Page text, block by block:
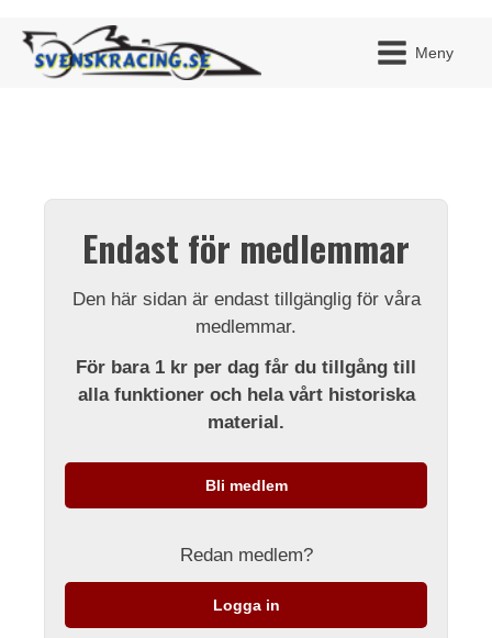
Meny
Endast för medlemmar
Den här sidan är endast tillgänglig för våra
medlemmar.
För bara 1 kr per dag får du tillgång till
alla funktioner och hela vårt historiska
material.
Bli medlem
Redan medlem?
Logga in